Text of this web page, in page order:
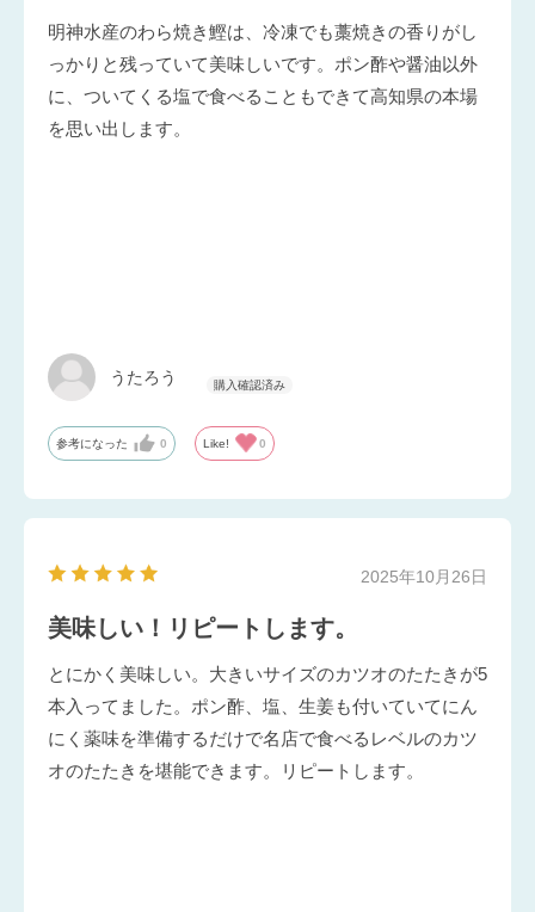
明神水産のわら焼き鰹は、冷凍でも藁焼きの香りがし
っかりと残っていて美味しいです。ポン酢や醤油以外
に、ついてくる塩で食べることもできて高知県の本場
を思い出します。
うたろう
参考になった 0 Like! 0
2025年10月26日
美味しい！リピートします。
とにかく美味しい。大きいサイズのカツオのたたきが5
本入ってました。ポン酢、塩、生姜も付いていてにん
にく薬味を準備するだけで名店で食べるレベルのカツ
オのたたきを堪能できます。リピートします。